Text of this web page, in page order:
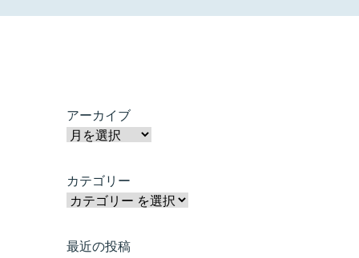
アーカイブ
カテゴリー
最近の投稿